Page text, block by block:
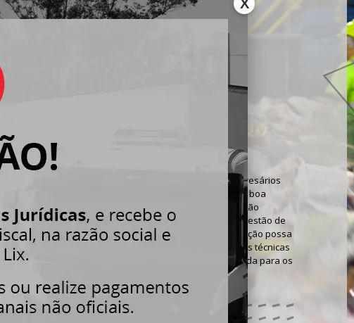
X
DE RESÍDUOS
» Gestão de Resíduos Industriais
que a sustentabilidade passou a ser discutida por empresários
e, atualmente, uma empresa que busca manter uma boa
de sua marca precisa obrigatoriamente direcionar atenção
positivas como a sociedade e o meio ambiente. Agestão de
tem um papel muito importante para que uma instituição possa
de forma organizada, estipulando as melhores técnicas
de matérias primas e dando destinação apropriada para os